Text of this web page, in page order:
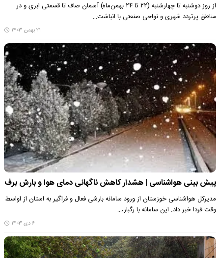
از روز دوشنبه تا چهارشنبه (۲۲ تا ۲۴ بهمن‌ماه) آسمان صاف تا قسمتی ابری و در
مناطق پرتردد شهری و نواحی صنعتی با انباشت…
۲۱ بهمن ۱۴۰۳
پیش بینی هواشناسی | هشدار کاهش ناگهانی دمای هوا و بارش برف
مدیرکل هواشناسی خوزستان از ورود سامانه بارشی فعال و فراگیر به استان از اواسط
وقت فردا خبر داد. این سامانه با رگبار،…
۶ دی ۱۴۰۳